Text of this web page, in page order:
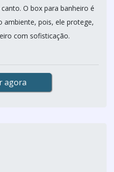
O box para banheiro é
ambiente, pois, ele protege,
com sofisticação.
agora